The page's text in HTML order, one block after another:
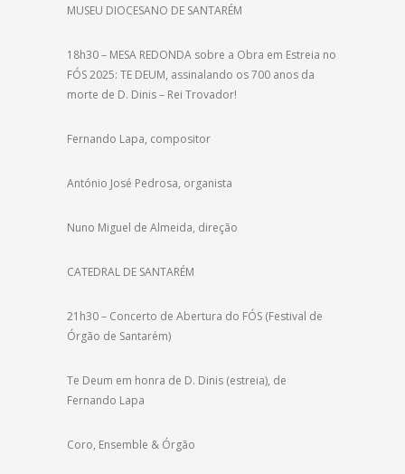
MUSEU DIOCESANO DE SANTARÉM
18h30 – MESA REDONDA sobre a Obra em Estreia no
FÓS 2025: TE DEUM, assinalando os 700 anos da
morte de D. Dinis – Rei Trovador!
Fernando Lapa, compositor
António José Pedrosa, organista
Nuno Miguel de Almeida, direção
CATEDRAL DE SANTARÉM
21h30 – Concerto de Abertura do FÓS (Festival de
Órgão de Santarém)
Te Deum em honra de D. Dinis (estreia), de
Fernando Lapa
Coro, Ensemble & Órgão